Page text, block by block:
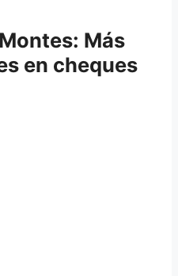
Más
en cheques